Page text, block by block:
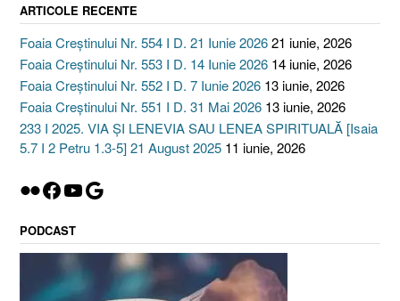
ARTICOLE RECENTE
Foaia Creștinului Nr. 554 I D. 21 Iunie 202621 iunie, 2026
Foaia Creștinului Nr. 553 I D. 14 Iunie 2026 14 iunie, 2026
Foaia Creștinului Nr. 552 I D. 7 Iunie 2026 13 iunie, 2026
Foaia Creștinului Nr. 551 I D. 31 Mai 2026 13 iunie, 2026
233 I 2025. VIA ȘI LENEVIA SAU LENEA SPIRITUALĂ [Isaia
5.7 I 2 Petru 1.3-5] 21 August 2025 11 iunie, 2026
Flickr
Facebook
YouTube
Google
PODCAST